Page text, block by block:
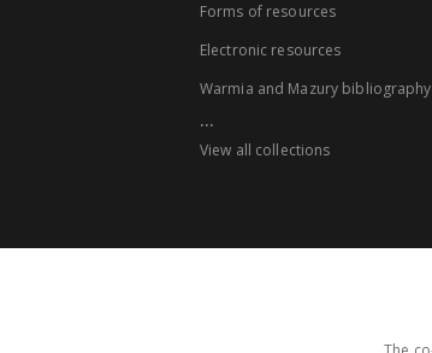
Forms of resources
Electronic resources
Warmia and Mazury bibliography
...
View all collections